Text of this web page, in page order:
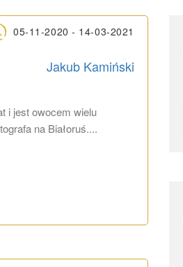
05-11-2020 - 14-03-2021
Jakub Kamiński
i jest owocem wielu
na Białoruś....